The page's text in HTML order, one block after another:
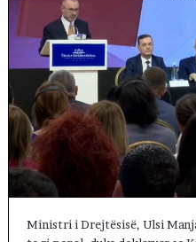
Ministri i Drejtësisë, Ulsi